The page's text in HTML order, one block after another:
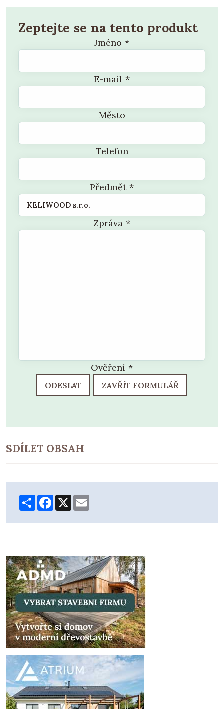
Zeptejte se na tento produkt
Jméno *
E-mail *
Město
Telefon
Předmět*
Zpráva *
Ověření *
ODESLAT ZAVŘÍT FORMULÁŘ
SDÍLET OBSAH
ShareFacebook
X